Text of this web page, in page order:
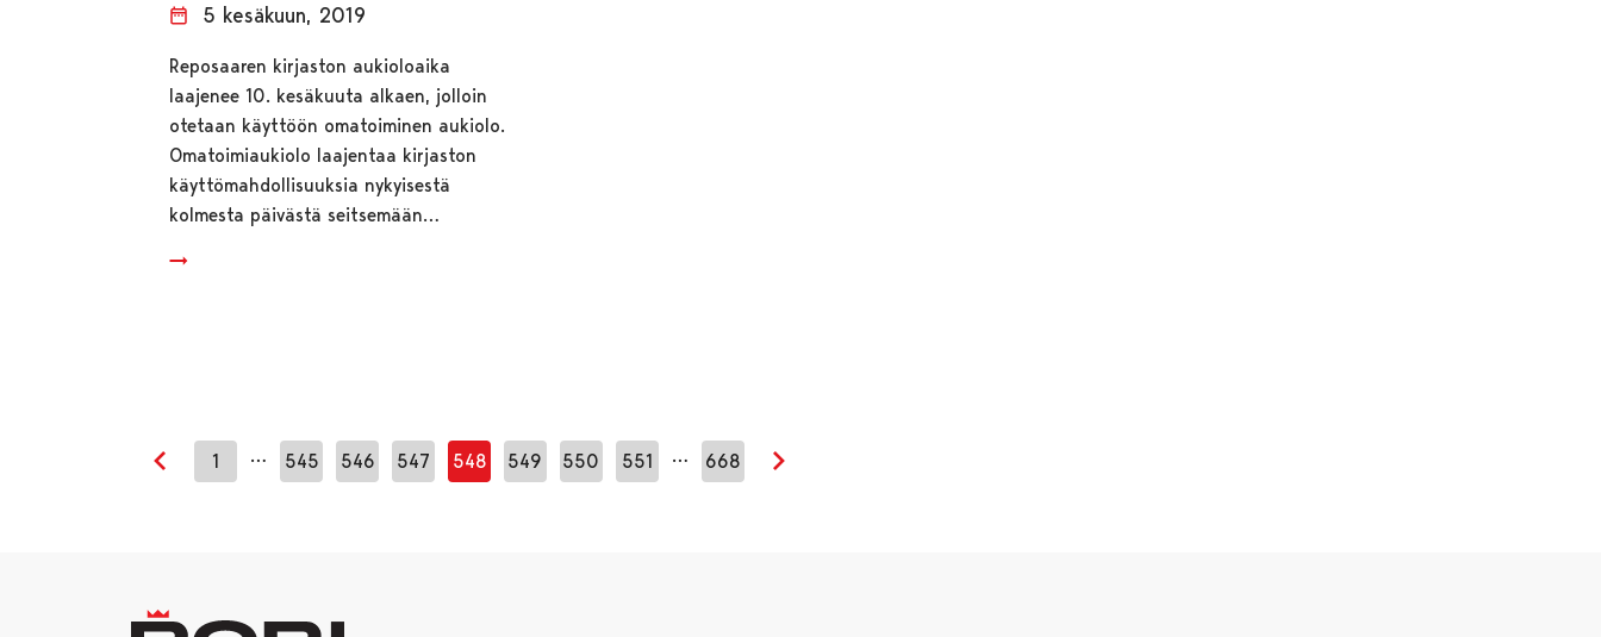
5 kesäkuun, 2019
Reposaaren kirjaston aukioloaika
laajenee 10. kesäkuuta alkaen, jolloin
otetaan käyttöön omatoiminen aukiolo.
Omatoimiaukiolo laajentaa kirjaston
käyttömahdollisuuksia nykyisestä
kolmesta päivästä seitsemään…
Edellinen sivu
1 … 545 546 547 548 549 550 551 … 668